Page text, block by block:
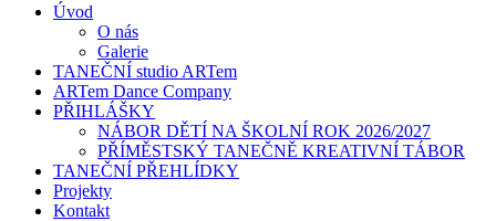
Úvod
O nás
Galerie
TANEČNÍ studio ARTem
ARTem Dance Company
PŘIHLÁŠKY
NÁBOR DĚTÍ NA ŠKOLNÍ ROK 2026/2027
PŘÍMĚSTSKÝ TANEČNĚ KREATIVNÍ TÁBOR
TANEČNÍ PŘEHLÍDKY
Projekty
Kontakt